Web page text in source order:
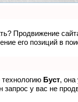
Продвижение
его позиций в
Буст, она
у вас не